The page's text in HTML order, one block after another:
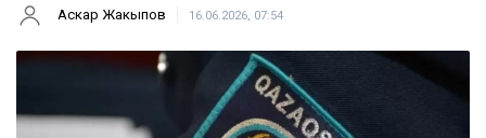
Аскар Жакыпов 16.06.2026, 07:54